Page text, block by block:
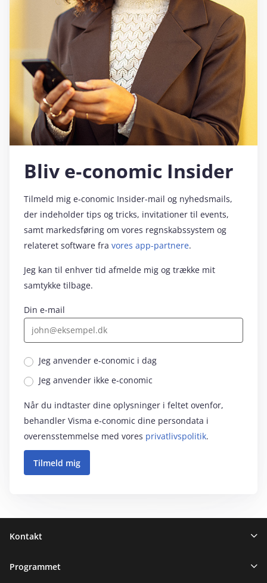
Bliv e‑conomic Insider
Tilmeld mig e‑conomic Insider-mail og nyhedsmails,
der indeholder tips og tricks, invitationer til events,
samt markedsføring om vores regnskabssystem og
relateret software fra vores app-partnere.
Jeg kan til enhver tid afmelde mig og trække mit
samtykke tilbage.
Din e-mail
Jeg anvender e‑conomic i dag
Jeg anvender ikke e‑conomic
Når du indtaster dine oplysninger i feltet ovenfor,
behandler Visma e‑conomic dine persondata i
overensstemmelse med vores privatlivspolitik.
Sidefod
Kontakt
Programmet